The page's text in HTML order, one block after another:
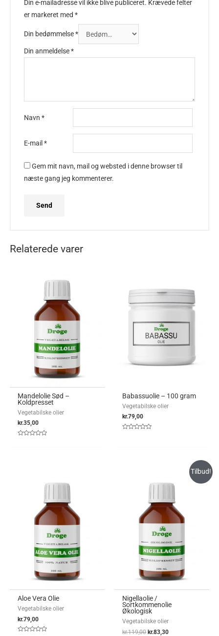
Din e-mailadresse vil ikke blive publiceret. Krævede felter
er markeret med*
Din bedømmelse*
Din anmeldelse*
Navn*
E-mail*
Gem mit navn, mail og websted i denne browser til
næste gang jeg kommenterer.
Relaterede varer
Mandelolie Sød –
Koldpresset
Vegetabilske olier
kr.35,00
Babassuolie – 100 gram
Vegetabilske olier
kr.79,00
Aloe Vera Olie
Vegetabilske olier
kr.79,00
Tilbud!
Nigellaolie /
Sortkommenolie
Økologisk
Vegetabilske olier
kr.119,00 kr.83,30